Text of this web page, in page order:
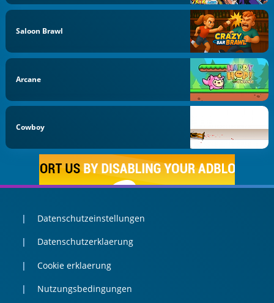
Saloon Brawl
Arcane
Cowboy
Datenschutzeinstellungen
Datenschutzerklaerung
Cookie erklaerung
Nutzungsbedingungen